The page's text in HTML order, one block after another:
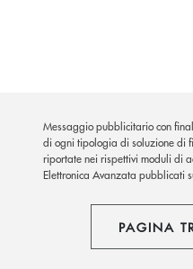
Messaggio pubblicitario con
di ogni tipologia di soluzione di
riportate nei rispettivi moduli di
Elettronica Avanzata pubblicati
PAGINA